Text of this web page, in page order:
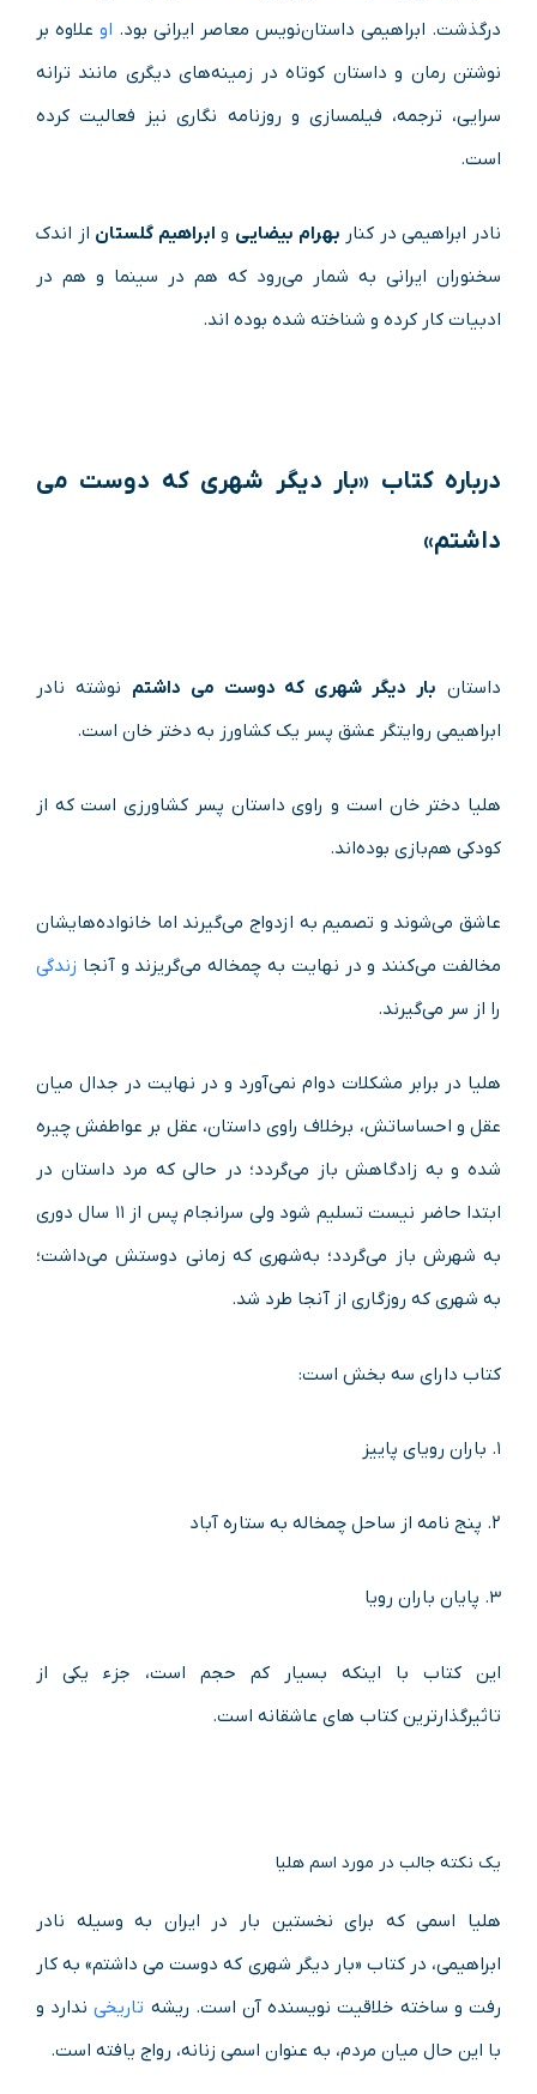
درگذشت. ابراهیمی داستان‌نویس معاصر ایرانی بود. او علاوه بر
نوشتن رمان و داستان کوتاه در زمینه‌های دیگری مانند ترانه
سرایی، ترجمه، فیلمسازی و روزنامه‌ نگاری نیز فعالیت کرده‌
است.
نادر ابراهیمی در کنار بهرام بیضایی و ابراهیم گلستان از اندک‌
سخنوران ایرانی به‌ شمار می‌رود که هم در سینما و هم در
ادبیات کار کرده و شناخته شده بوده‌ اند.
دربارهکتاب «بار دیگر شهری که دوست می
داشتم»
داستان بار دیگر شهری که دوست می داشتم نوشته نادر
ابراهیمی روایتگر عشق پسر یک کشاورز به دختر خان است.
هلیا دختر خان است و راوی داستان پسر کشاورزی‌ است که از
کودکی هم‌بازی بوده‌اند.
عاشق می‌شوند و تصمیم به ازدواج می‌گیرند اما خانواده‌هایشان
مخالفت می‌کنند و در نهایت به چمخاله می‌گریزند و آنجا زندگی
را از سر می‌گیرند.
هلیا در برابر مشکلات دوام نمی‌آورد و در نهایت در جدال میان
عقل و احساساتش، برخلاف راوی داستان، عقل بر عواطفش چیره
شده و به زادگاهش باز می‌گردد؛ در حالی‌ که مرد داستان در
ابتدا حاضر نیست تسلیم شود ولی سرانجام پس از ۱۱ سال دوری
به شهرش باز می‌گردد؛ به‌شهری که زمانی دوستش می‌داشت؛
به شهری که روزگاری از آنجا طرد شد.
کتاب دارای سه بخش است:
۱. باران رویای پاییز
۲. پنج نامه از ساحل چمخاله به ستاره آباد
۳. پایان باران رویا
این کتاب با اینکه بسیار کم حجم است، جزء یکی از
تاثیرگذارترین کتاب های عاشقانه است.
یک نکته جالب در مورد اسم هلیا
هلیا اسمی که برای نخستین بار در ایران به وسیله نادر
ابراهیمی، در کتاب «بار دیگر شهری که دوست می داشتم» به کار
رفت و ساخته خلاقیت نویسنده آن است. ریشه تاریخیندارد و
با این حال میان مردم، به عنوان اسمی زنانه، رواج یافته است.